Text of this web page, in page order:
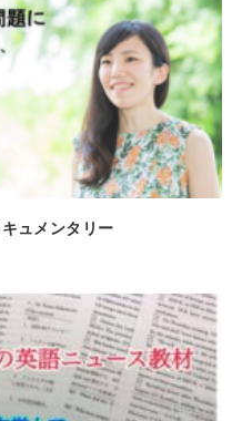
ュメンタリー